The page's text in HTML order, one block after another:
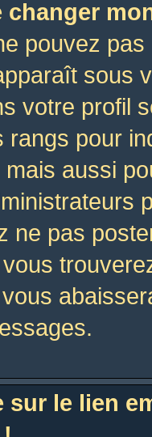
changer
pouvez
sous
votre profil
rangs pour
aussi
ne pas
sur le lien